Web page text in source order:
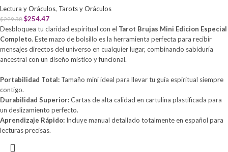
Lectura y Oráculos, Tarots y Oráculos
$299.38 $254.47
Desbloquea tu claridad espiritual con el Tarot Brujas Mini Edicion Especial
Completo. Este mazo de bolsillo es la herramienta perfecta para recibir
mensajes directos del universo en cualquier lugar, combinando sabiduría
ancestral con un diseño místico y funcional.
Portabilidad Total: Tamaño mini ideal para llevar tu guía espiritual siempre
contigo.
Durabilidad Superior:Cartas de alta calidad en cartulina plastificada para
un deslizamiento perfecto.
Aprendizaje Rápido: Incluye manual detallado totalmente en español para
lecturas precisas.